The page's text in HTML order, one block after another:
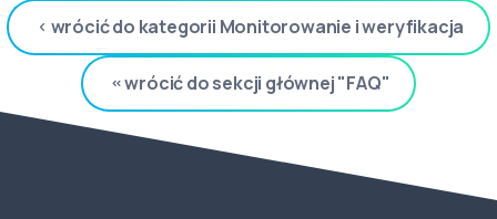
wrócić do kategorii Monitorowanie i weryfikacja
wrócić do sekcji głównej "FAQ"